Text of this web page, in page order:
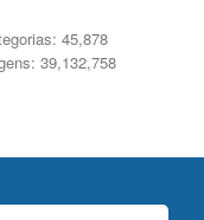
45,878
39,132,758